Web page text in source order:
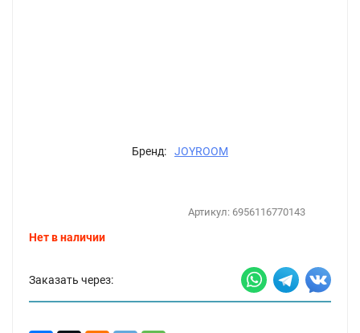
Бренд: JOYROOM
Артикул: 6956116770143
Нет в наличии
Заказать через: